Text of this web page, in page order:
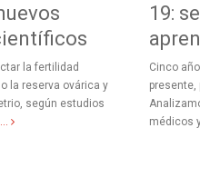
la fertilidad
la reserva ovárica y
según estudios
19:
Cinco
presente,
médicos